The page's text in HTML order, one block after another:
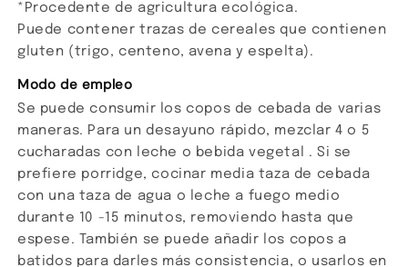
*Procedente de agricultura ecológica.
Puede contener trazas de cereales que contienen
gluten (trigo, centeno, avena y espelta).
Modo de empleo
Se puede consumir los copos de cebada de varias
maneras. Para un desayuno rápido, mezclar 4 o 5
cucharadas con leche o bebida vegetal . Si se
prefiere porridge, cocinar media taza de cebada
con una taza de agua o leche a fuego medio
durante 10 -15 minutos, removiendo hasta que
espese. También se puede añadir los copos a
batidos para darles más consistencia, o usarlos en